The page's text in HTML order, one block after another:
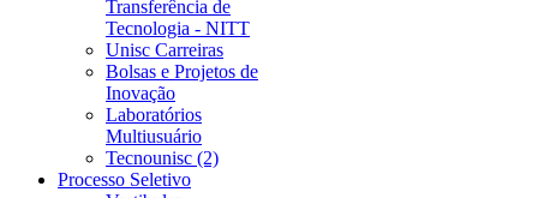
Transferência de
Tecnologia - NITT
Unisc Carreiras
Bolsas e Projetos de
Inovação
Laboratórios
Multiusuário
Tecnounisc (2)
Processo Seletivo